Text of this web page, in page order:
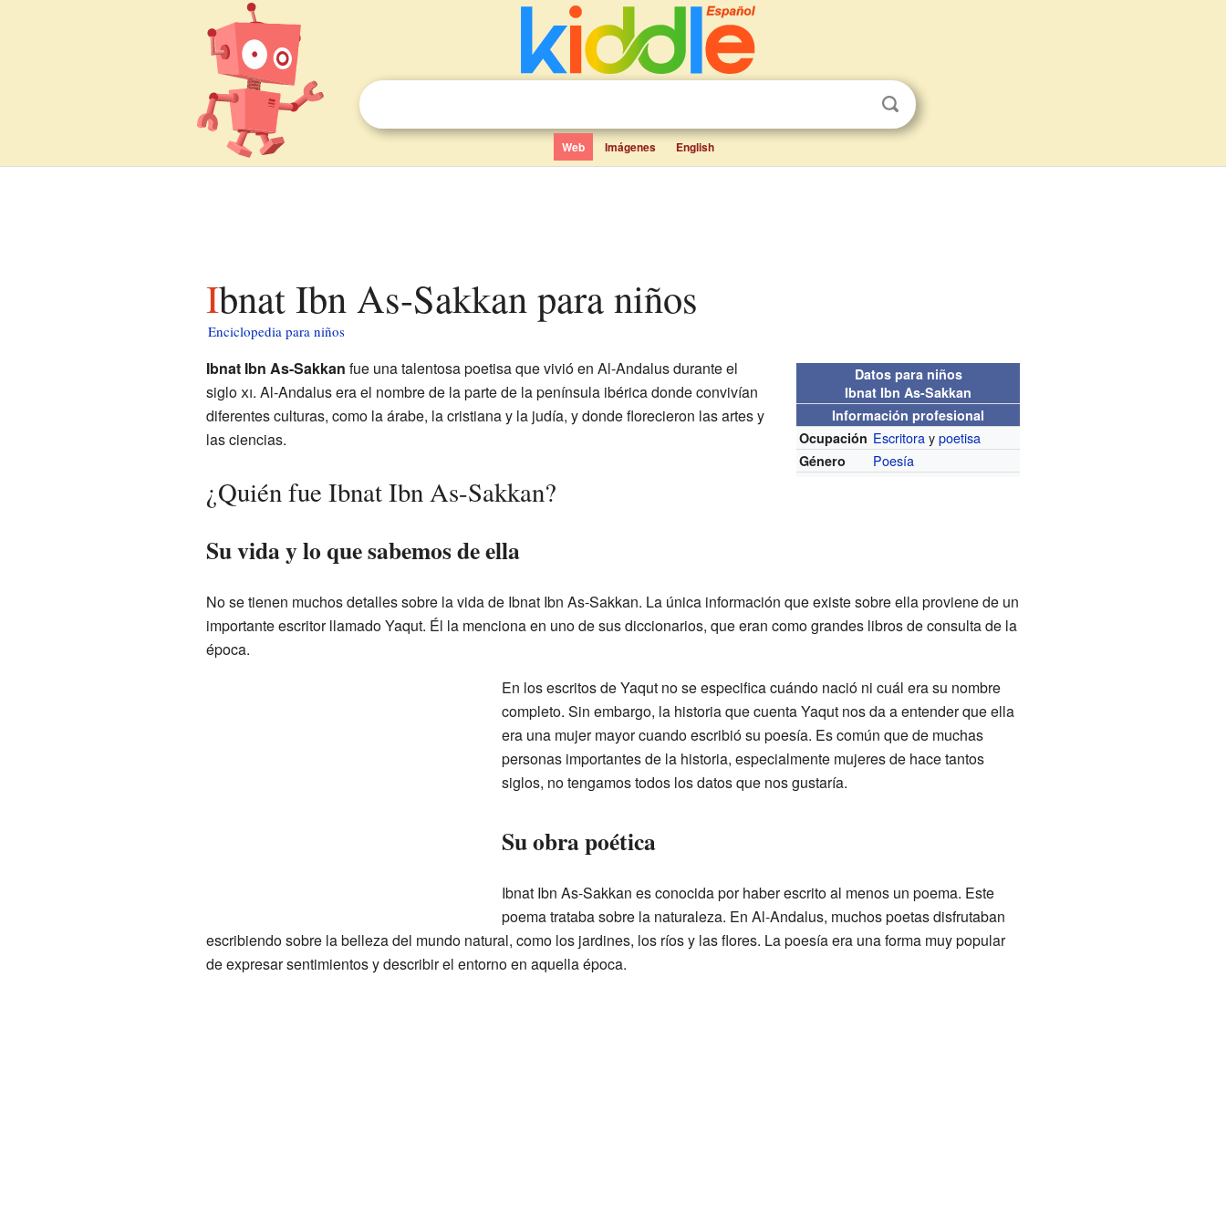
Web Imágenes English
Ibnat Ibn As-Sakkan para niños
Enciclopedia para niños
Datos para niños
Ibnat Ibn As-Sakkan
Información profesional
Ocupación Escritoraypoetisa
Género Poesía
Ibnat Ibn As-Sakkan fue una talentosa poetisa que vivió en Al-Andalus durante el
sigloxi. Al-Andalus era el nombre de la parte de la península ibérica donde convivían
diferentes culturas, como la árabe, la cristiana y la judía, y donde florecieron las artes y
las ciencias.
¿Quién fue Ibnat Ibn As-Sakkan?
Su vida y lo que sabemos de ella
No se tienen muchos detalles sobre la vida de Ibnat Ibn As-Sakkan. La única información que existe sobre ella proviene de un
importante escritor llamado Yaqut. Él la menciona en uno de sus diccionarios, que eran como grandes libros de consulta de la
época.
En los escritos de Yaqut no se especifica cuándo nació ni cuál era su nombre
completo. Sin embargo, la historia que cuenta Yaqut nos da a entender que ella
era una mujer mayor cuando escribió su poesía. Es común que de muchas
personas importantes de la historia, especialmente mujeres de hace tantos
siglos, no tengamos todos los datos que nos gustaría.
Su obra poética
Ibnat Ibn As-Sakkan es conocida por haber escrito al menos un poema. Este
poema trataba sobre la naturaleza. En Al-Andalus, muchos poetas disfrutaban
escribiendo sobre la belleza del mundo natural, como los jardines, los ríos y las flores. La poesía era una forma muy popular
de expresar sentimientos y describir el entorno en aquella época.